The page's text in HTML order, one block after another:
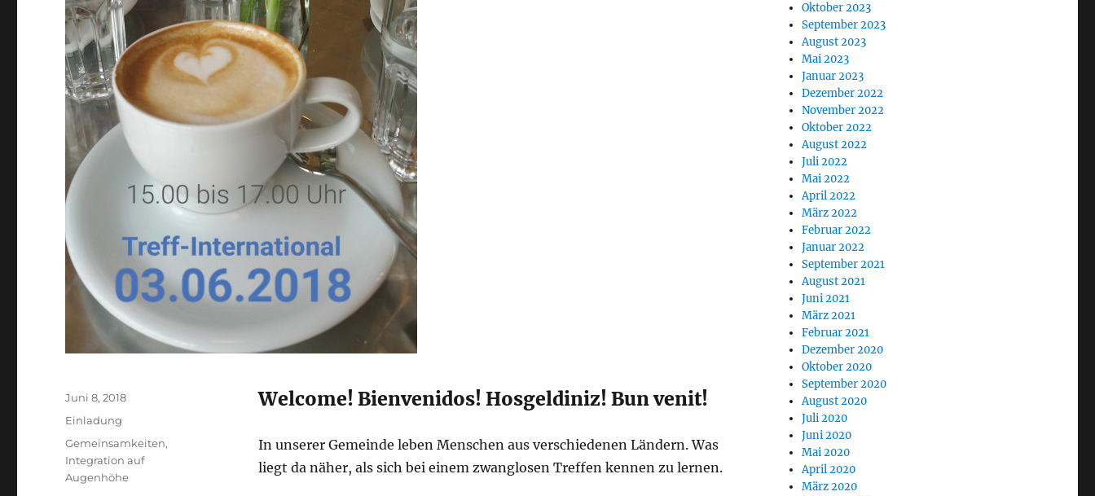
Welcome! Bienvenidos! Hosgeldiniz! Bun venit!
In unserer Gemeinde leben Menschen aus verschiedenen Ländern. Was
liegt da näher, als sich bei einem zwanglosen Treffen kennen zu lernen.
Veröffentlicht
am
Juni 8, 2018
Kategorien
Einladung
Schlagwörter
Gemeinsamkeiten,
Integration auf
Augenhöhe
Oktober 2023
September 2023
August 2023
Mai 2023
Januar 2023
Dezember 2022
November 2022
Oktober 2022
August 2022
Juli 2022
Mai 2022
April 2022
März 2022
Februar 2022
Januar 2022
September 2021
August 2021
Juni 2021
März 2021
Februar 2021
Dezember 2020
Oktober 2020
September 2020
August 2020
Juli 2020
Juni 2020
Mai 2020
April 2020
März 2020